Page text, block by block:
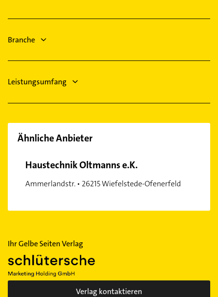
Logopädie
Heizungsbauer
Heizungsfirmen
Branche
Leistungsumfang
Ähnliche Anbieter
Haustechnik Oltmanns e.K.
Ammerlandstr. • 26215 Wiefelstede-Ofenerfeld
Ihr Gelbe Seiten Verlag
Verlag kontaktieren